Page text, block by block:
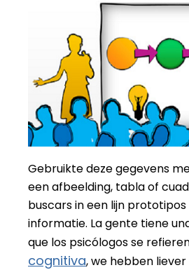
Gebruikte deze gegevens
een afbeelding, tabla of
buscars in een lijn
informatie. La gente tiene
que los psicólogos se
cognitiva, we hebben